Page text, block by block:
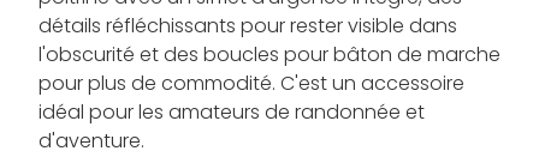
détails réfléchissants pour rester visible dans
l'obscurité et des boucles pour bâton de marche
pour plus de commodité. C'est un accessoire
idéal pour les amateurs de randonnée et
d'aventure.